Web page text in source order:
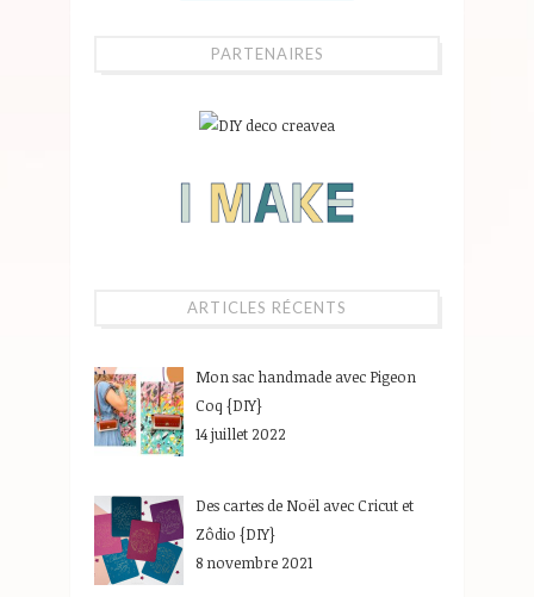
PARTENAIRES
ARTICLES RÉCENTS
Mon sac handmade avec Pigeon
Coq {DIY}
14 juillet 2022
Des cartes de Noël avec Cricut et
Zôdio {DIY}
8 novembre 2021